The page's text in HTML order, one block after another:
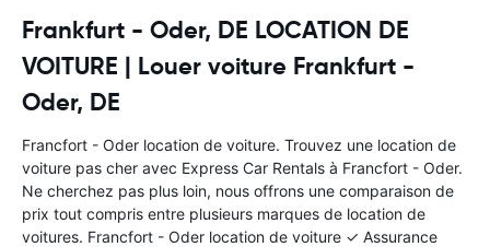
Frankfurt - Oder, DE LOCATION DE
VOITURE | Louer voiture Frankfurt -
Oder, DE
Francfort - Oder location de voiture. Trouvez une location de
voiture pas cher avec Express Car Rentals à Francfort - Oder.
Ne cherchez pas plus loin, nous offrons une comparaison de
prix tout compris entre plusieurs marques de location de
voitures. Francfort - Oder location de voiture ✓ Assurance